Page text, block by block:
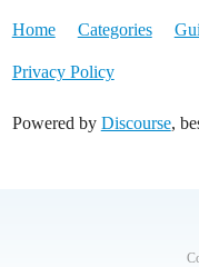
Home Categories
Privacy Policy
Powered by Discourse,